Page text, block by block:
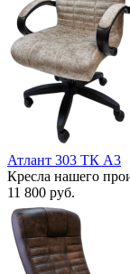
Атлант 303 ТК А3
Кресла нашего
11 800 руб.